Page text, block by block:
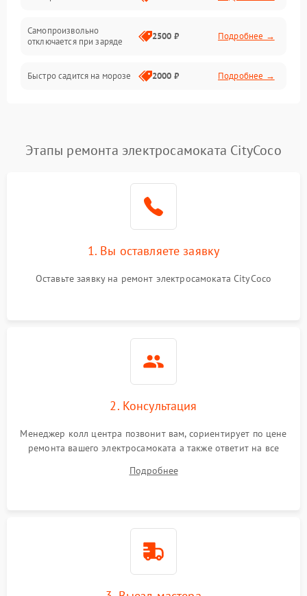
Самопроизвольно
отключается при заряде
2500 ₽ Подробнее →
Быстро садится на морозе 2000 ₽ Подробнее →
Этапы ремонта электросамоката CityCoco
1. Вы оставляете заявку
Оставьте заявку на ремонт электросамоката CityCoco
2. Консультация
Менеджер колл центра позвонит вам, сориентирует по цене
ремонта вашего электросамоката а также ответит на все
Подробнее